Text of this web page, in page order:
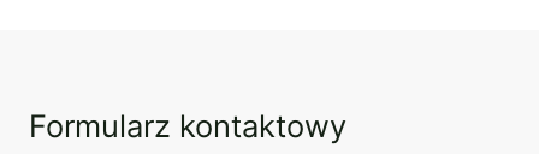
Formularz kontaktowy